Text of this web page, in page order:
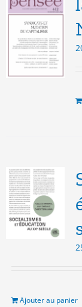
Ajouter au panier